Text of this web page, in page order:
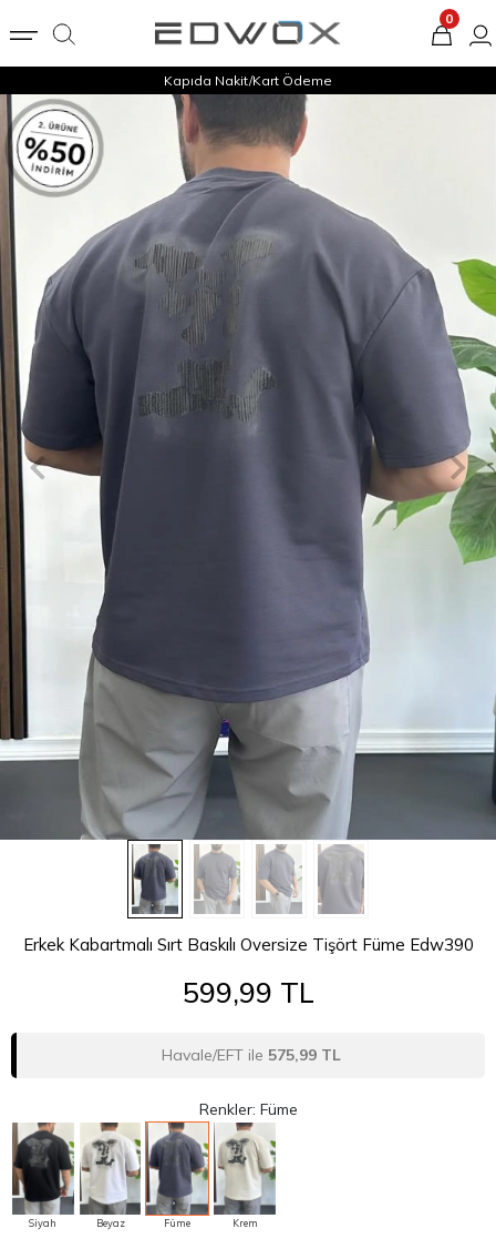
Kapıda Nakit/Kart Ödeme
0
Erkek Kabartmalı Sırt Baskılı Oversize Tişört Füme Edw390
599,99 TL
Havale/EFT ile 575,99 TL
Renkler: Füme
Siyah Beyaz Füme Krem